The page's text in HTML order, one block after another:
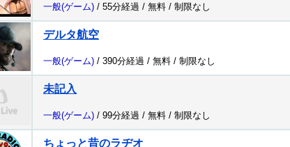
一般(ゲーム) / 55分経過 / 無料 / 制限なし
デルタ航空
一般(ゲーム) / 390分経過 / 無料 / 制限なし
未記入
一般(ゲーム) / 99分経過 / 無料 / 制限なし
ちょっと昔のラヂオ